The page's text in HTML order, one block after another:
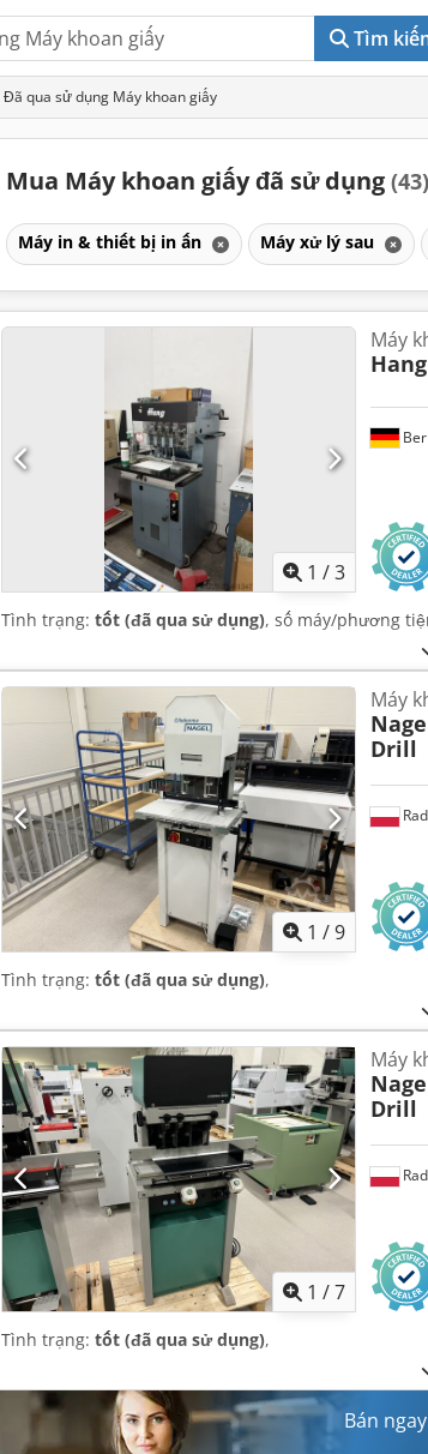
Tìm
Đã qua sử dụng Máy khoan giấy
Mua Máy khoan giấy đã sử dụng (43)
Máy in & thiết bị in ấn Máy xử lý sau
1 /3
Máy
Hang
Tình trạng: tốt (đã qua sử dụng), số máy/phương
1 /9
Máy
Drill
Tình trạng: tốt (đã qua sử dụng),
1 /7
Máy
Drill
Tình trạng: tốt (đã qua sử dụng),
Bán